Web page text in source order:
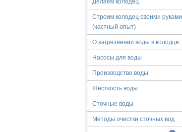
Делаем колодец
Строим колодец своими руками
(частный опыт)
О загрязнении воды в колодце
Насосы для воды
Производство воды
Жёсткость воды
Сточные воды
Методы очистки сточных вод